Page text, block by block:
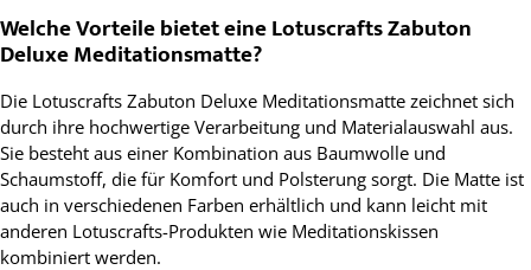
Welche Vorteile bietet eine Lotuscrafts Zabuton
Deluxe Meditationsmatte?
Die Lotuscrafts Zabuton Deluxe Meditationsmatte zeichnet sich
durch ihre hochwertige Verarbeitung und Materialauswahl aus.
Sie besteht aus einer Kombination aus Baumwolle und
Schaumstoff, die für Komfort und Polsterung sorgt. Die Matte ist
auch in verschiedenen Farben erhältlich und kann leicht mit
anderen Lotuscrafts-Produkten wie Meditationskissen
kombiniert werden.